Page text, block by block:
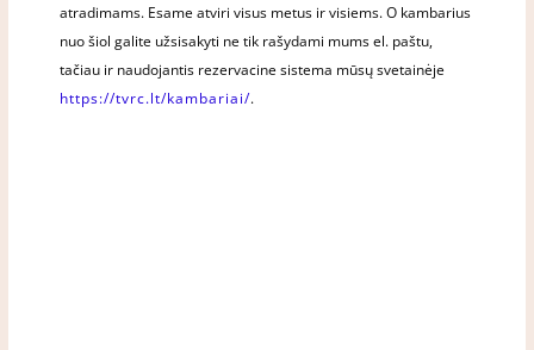
atradimams. Esame atviri visus metus ir visiems. O kambarius
nuo šiol galite užsisakyti ne tik rašydami mums el. paštu,
tačiau ir naudojantis rezervacine sistema mūsų svetainėje
https://tvrc.lt/kambariai/.